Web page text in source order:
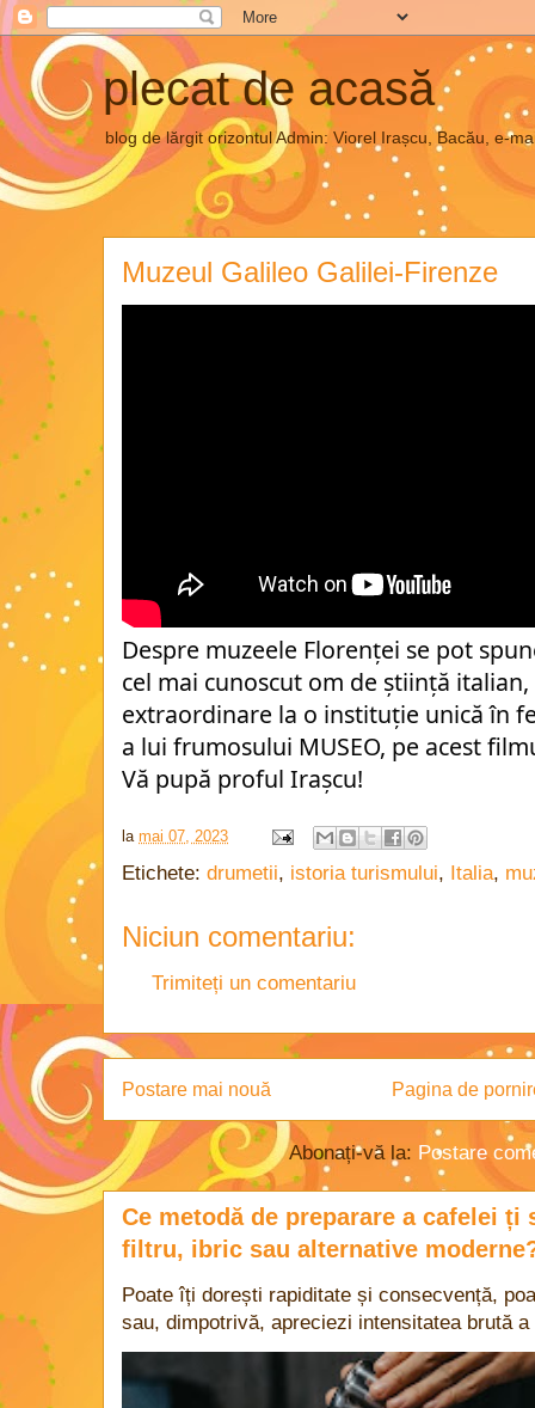
plecat de acasă
blog de lărgit orizontul Admin: Viorel Irașcu, Bacău, e-
Muzeul Galileo Galilei-Firenze
Despre muzeele Florenței se pot
cel mai cunoscut om de știință
extraordinare la o instituție unică în
a lui frumosului MUSEO, pe acest
Vă pupă proful Irașcu!
la mai 07, 2023
Etichete: drumetii, istoria turismului, Italia,
Niciun comentariu:
Trimiteți un comentariu
Postare mai nouă Pagina de
Abonați-vă la: Postare
Ce metodă de preparare a cafelei
filtru, ibric sau alternative
Poate îți dorești rapiditate și consecvență,
sau, dimpotrivă, apreciezi intensitatea brută